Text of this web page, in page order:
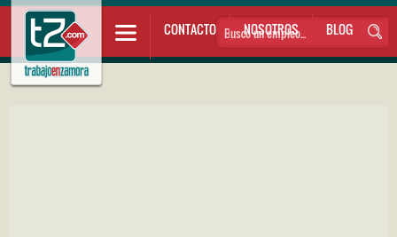
CONTACTO NOSOTROS BLOG